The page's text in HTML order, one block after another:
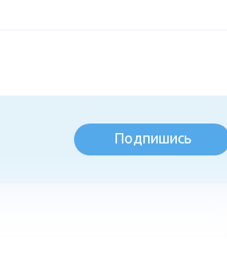
Подпишись